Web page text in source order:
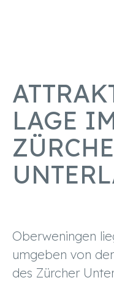
LAGE
Oberweningen
umgeben von
des Zürcher